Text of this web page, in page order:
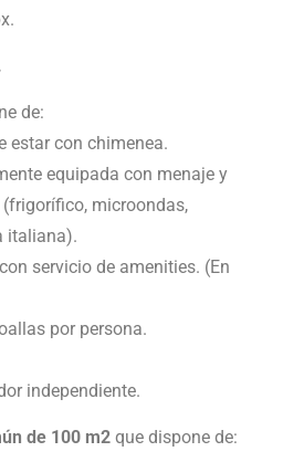
de:
estar con chimenea.
equipada con menaje y
microondas,
italiana).
servicio de amenities. (En
por persona.
independiente.
de 100 m2 que dispone de: